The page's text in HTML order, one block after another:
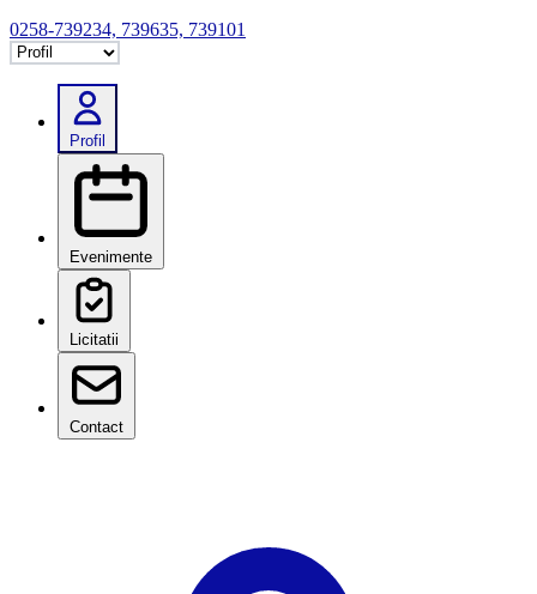
0258-739234, 739635, 739101
Selectează tab
Profil
Evenimente
Licitatii
Contact